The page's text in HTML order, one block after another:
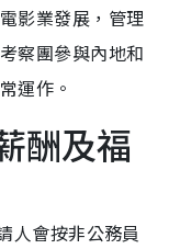
影業發展，管理
察團參與內地和
運作。
酬及福
人會按非公務員